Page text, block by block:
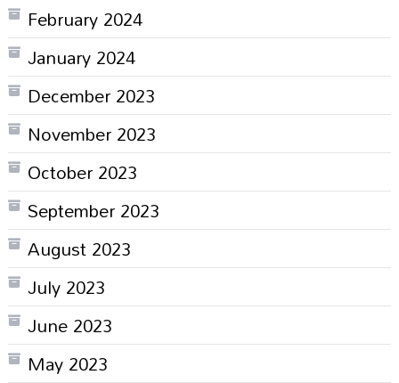
February 2024
January 2024
December 2023
November 2023
October 2023
September 2023
August 2023
July 2023
June 2023
May 2023